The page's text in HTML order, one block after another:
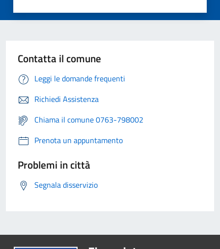
Contatta il comune
Leggi le domande frequenti
Richiedi Assistenza
Chiama il comune 0763-798002
Prenota un appuntamento
Problemi in città
Segnala disservizio